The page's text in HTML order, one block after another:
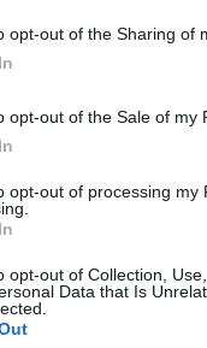
opt-out of the Sharing of
opt-out of the Sale of my
opt-out of processing my
opt-out of Collection,
Data that Is
a műsort, de van
volna. Jó ez a kis
hogy van más
14-én a
– árulta el a
ad, illetve
napjukat az első
Pinterest